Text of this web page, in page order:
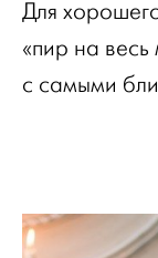
Для
«пир на весь
с самыми